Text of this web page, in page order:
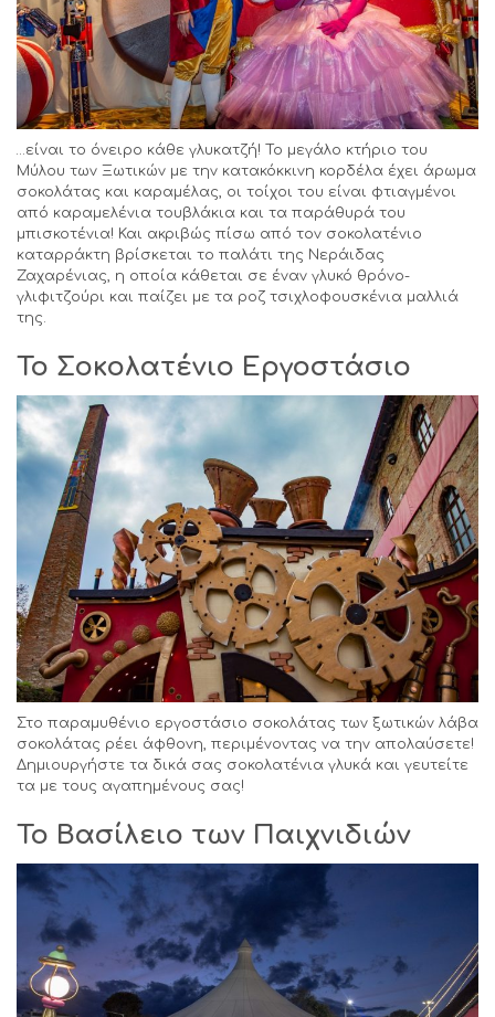
…είναι το όνειρο κάθε γλυκατζή! Το μεγάλο κτήριο του
Μύλου των Ξωτικών με την κατακόκκινη κορδέλα έχει άρωμα
σοκολάτας και καραμέλας, οι τοίχοι του είναι φτιαγμένοι
από καραμελένια τουβλάκια και τα παράθυρά του
μπισκοτένια! Και ακριβώς πίσω από τον σοκολατένιο
καταρράκτη βρίσκεται το παλάτι της Νεράιδας
Ζαχαρένιας, η οποία κάθεται σε έναν γλυκό θρόνο-
γλιφιτζούρι και παίζει με τα ροζ τσιχλοφουσκένια μαλλιά
της.
Το Σοκολατένιο Εργοστάσιο
Στο παραμυθένιο εργοστάσιο σοκολάτας των ξωτικών λάβα
σοκολάτας ρέει άφθονη, περιμένοντας να την απολαύσετε!
Δημιουργήστε τα δικά σας σοκολατένια γλυκά και γευτείτε
τα με τους αγαπημένους σας!
Το Βασίλειο των Παιχνιδιών